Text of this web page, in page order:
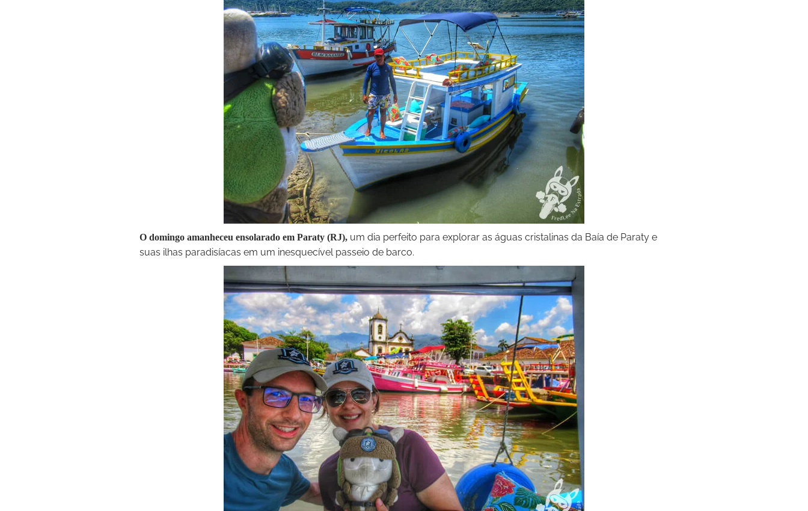
O domingo amanheceu ensolarado em Paraty (RJ), um dia perfeito para explorar as águas cristalinas da Baía de Paraty e
suas ilhas paradisíacas em um inesquecível passeio de barco.